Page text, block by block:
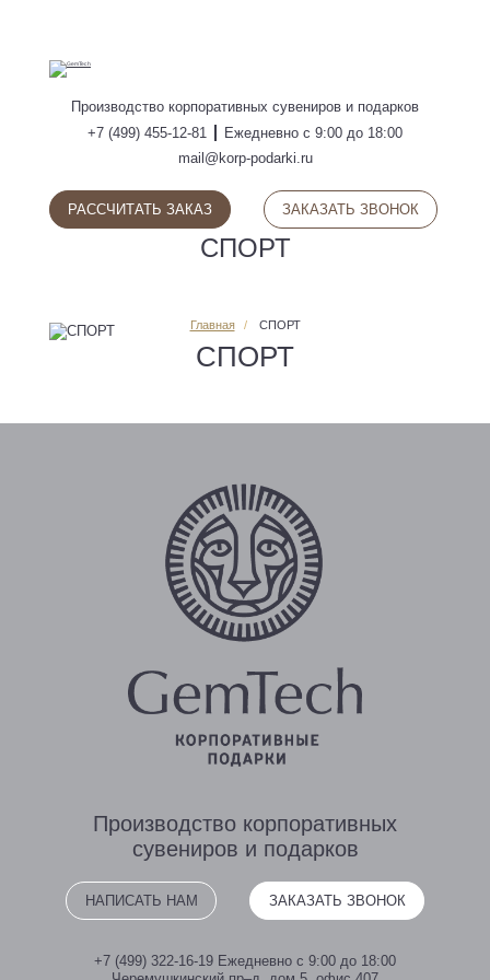
ПОИСК
Производство корпоративных сувениров и подарков
+7 (499) 455-12-81
Ежедневно с 9:00 до 18:00
mail@korp-podarki.ru
ЗАКАЗАТЬ ЗВОНОК
РАССЧИТАТЬ ЗАКАЗ
Главная СПОРТ
СПОРТ
СПОРТ
Производство корпоративных
сувениров и подарков
НАПИСАТЬ НАМ ЗАКАЗАТЬ ЗВОНОК
+7 (499) 322-16-19 Ежедневно с 9:00 до 18:00